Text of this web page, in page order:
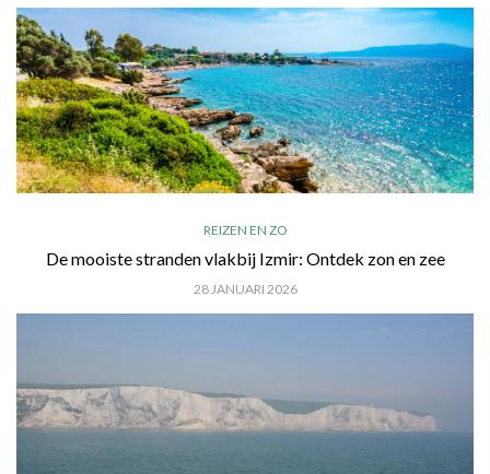
REIZEN EN ZO
De mooiste stranden vlakbij Izmir: Ontdek zon en zee
28 JANUARI 2026